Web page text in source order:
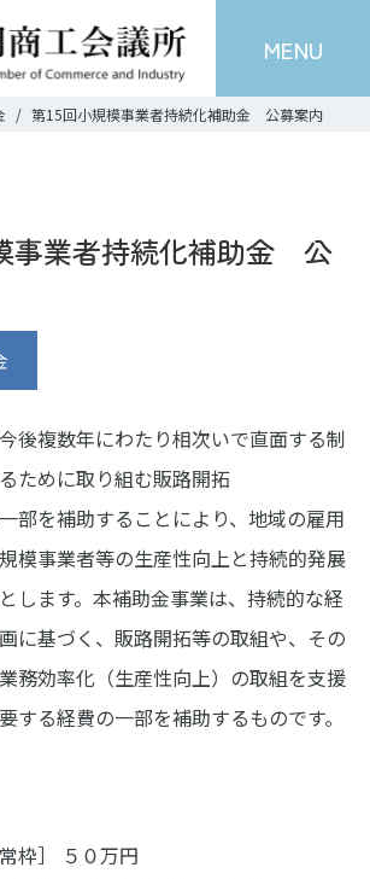
MENU
第15回小規模事業者持続化補助金 公募案内
事業者持続化補助金 公
後複数年にわたり相次いで直面する制
ために取り組む販路開拓
部を補助することにより、地域の雇用
模事業者等の生産性向上と持続的発展
します。本補助金事業は、持続的な経
に基づく、販路開拓等の取組や、その
務効率化（生産性向上）の取組を支援
する経費の一部を補助するものです。
枠］ ５０万円